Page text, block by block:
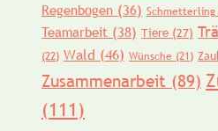
Regenbogen (36) Schmetterling
Teamarbeit (38) Tiere (27)
(22) Wald (46) Wünsche (21)
Zusammenarbeit (89)
(111)